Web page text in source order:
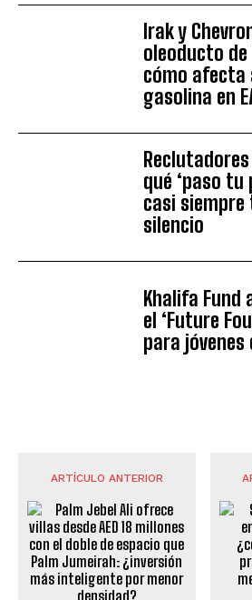
Irak y
oleoducto de
cómo afecta
gasolina en
qué ‘paso tu
casi siempre
silencio
Khalifa Fund
el ‘Future
para jóvenes
ARTÍCULO ANTERIOR